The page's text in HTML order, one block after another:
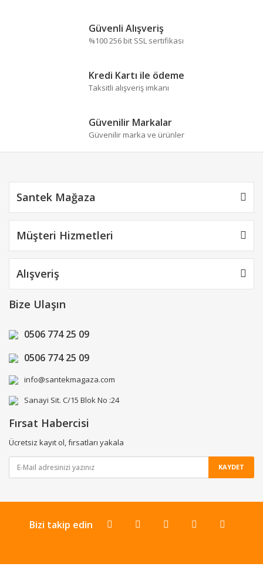
Ürün açıklamasında eksik bilgiler bulunuyor.
Ürün fiyatı diğer sitelerden daha pahalı.
Bu ürüne benzer farklı alternatifler olmalı.
Güvenli Alışveriş
%100 256 bit SSL sertifikası
Kredi Kartı ile ödeme
Taksitli alışveriş imkanı
Güvenilir Markalar
Güvenilir marka ve ürünler
Santek Mağaza
Müşteri Hizmetleri
Alışveriş
Bize Ulaşın
0506 774 25 09
0506 774 25 09
info@santekmagaza.com
Sanayi Sit. C/15 Blok No :24
Fırsat Habercisi
Ücretsiz kayıt ol, fırsatları yakala
KAYDET
Bizi takip edin